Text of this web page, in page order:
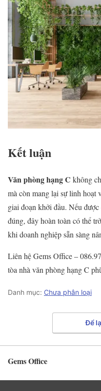
Kết luận
Văn phòng hạng C không
mà còn mang lại sự linh hoạt
giai đoạn khởi đầu. Nếu
đúng, đây hoàn toàn có thể
khi doanh nghiệp sẵn sàng
Liên hệ Gems Office –
tòa nhà văn phòng hạng C
Danh mục: Chưa phân loại
Để
Gems Office